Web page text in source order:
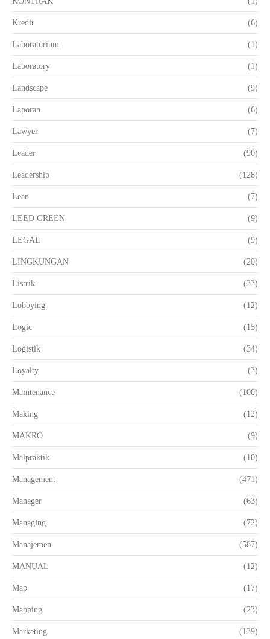
Kredit (6)
Laboratorium (1)
Laboratory (1)
Landscape (9)
Laporan (6)
Lawyer (7)
Leader (90)
Leadership (128)
Lean (7)
LEED GREEN (9)
LEGAL (9)
LINGKUNGAN (20)
Listrik (33)
Lobbying (12)
Logic (15)
Logistik (34)
Loyalty (3)
Maintenance (100)
Making (12)
MAKRO (9)
Malpraktik (10)
Management (471)
Manager (63)
Managing (72)
Manajemen (587)
MANUAL (12)
Map (17)
Mapping (23)
Marketing (139)